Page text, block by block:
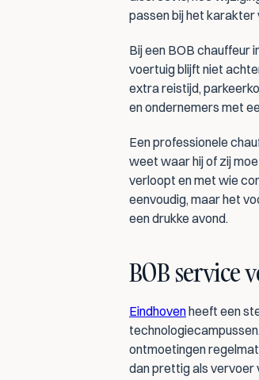
passen bij het karakter
Bij een BOB chauffeur
voertuig blijft niet
extra reistijd,
en ondernemers met
Een professionele
weet waar hij of zij
verloopt en met wie
eenvoudig, maar het
een drukke avond.
BOB service
Eindhoven heeft een
ontmoetingen
dan prettig als vervoer